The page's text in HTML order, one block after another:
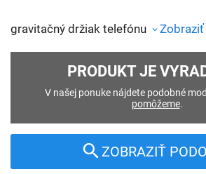
gravitačný držiak telefónu
PRODUKT JE
V našej ponuke nájdete podobné
pomôžeme.
ZOBRAZIŤ